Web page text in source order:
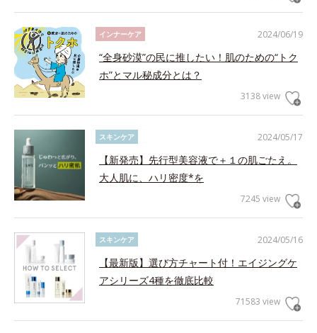
2024/06/19
インナーケア
“全身砂漠”の民に推したい！肌のための“トク
ホ”とマル秘成分とは？
3138 view
2024/05/17
スキンケア
【新発売】先行型美容液で＋１の肌ごたえ。
大人肌に、ハリ密度*を
7245 view
2024/05/16
スキンケア
【最新版】選び方チャート付！エイジングケ
アシリーズ4種を徹底比較
71583 view